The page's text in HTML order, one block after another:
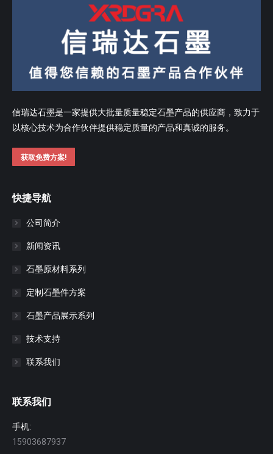
信瑞达石墨是一家提供大批量质量稳定石墨产品的供应商，致力于
以核心技术为合作伙伴提供稳定质量的产品和真诚的服务。
获取免费方案!
快捷导航
公司简介
新闻资讯
石墨原材料系列
定制石墨件方案
石墨产品展示系列
技术支持
联系我们
联系我们
手机:
15903687937